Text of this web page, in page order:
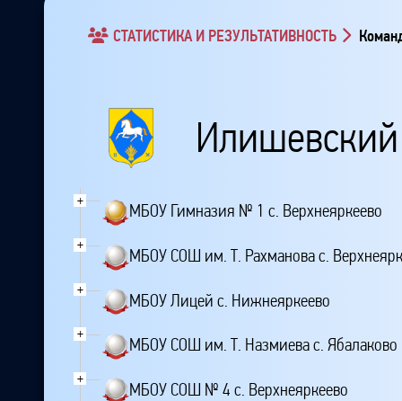
СТАТИСТИКА И РЕЗУЛЬТАТИВНОСТЬ
+
МБОУ Гимназия № 1 с. Верхнеяркеево
+
МБОУ СОШ им. Т. Рахманова с.
+
МБОУ Лицей с. Нижнеяркеево
+
МБОУ СОШ им. Т. Назмиева с. Ябалаково
+
МБОУ СОШ № 4 с. Верхнеяркеево